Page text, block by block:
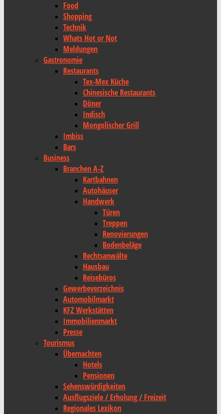
Food
Shopping
Technik
Whats Hot or Not
Meldungen
Gastronomie
Restaurants
Tex-Mex Küche
Chinesische Restaurants
Döner
Indisch
Mongolischer Grill
Imbiss
Bars
Business
Branchen A-Z
Kartbahnen
Autohäuser
Handwerk
Türen
Treppen
Renovierungen
Bodenbeläge
Rechtsanwälte
Hausbau
Reisebüros
Gewerbeverzeichnis
Automobilmarkt
KFZ Werkstätten
Immobilienmarkt
Presse
Tourismus
Übernachten
Hotels
Pensionen
Sehenswürdigkeiten
Ausflugsziele / Erholung / Freizeit
Regionales Lexikon